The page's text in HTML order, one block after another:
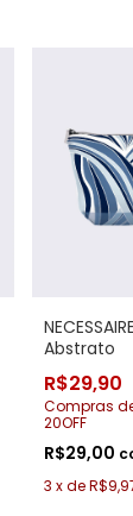
Abstrato
R$29,90
Compras
20OFF
R$29,00
3 xde